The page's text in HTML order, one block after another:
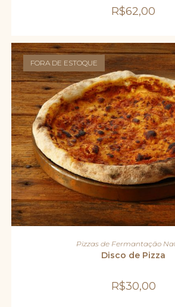
R$62,00
FORA DE ESTOQUE
Pizzas de Fermantação
Disco de Pizza
R$30,00